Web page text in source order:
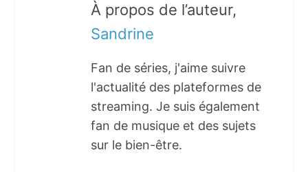
À propos de l’auteur,
Sandrine
Fan de séries, j'aime suivre
l'actualité des plateformes de
streaming. Je suis également
fan de musique et des sujets
sur le bien-être.